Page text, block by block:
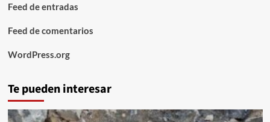
Feed de entradas
Feed de comentarios
WordPress.org
Te pueden interesar